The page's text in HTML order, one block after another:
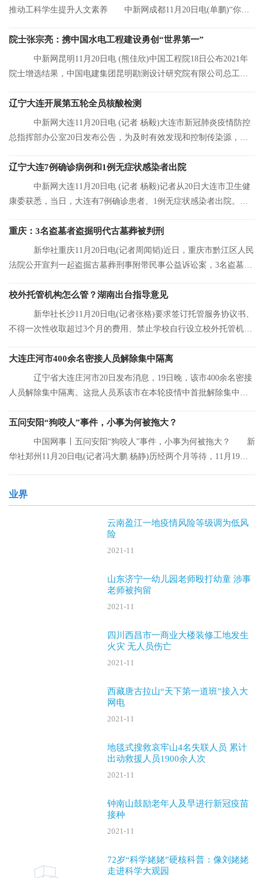
推动工科学生提升人文素养 中新网成都11月20日电(单鹏)“你们
院士张宗亮：携中国水电工程建设勇创“世界第一”
中新网昆明11月20日电 (熊佳欣)中国工程院18日公布2021年
院士增选结果，中国电建集团昆明勘测设计研究院有限公司总工程
辽宁大连开展第五轮全员核酸检测
中新网大连11月20日电 (记者 杨毅)大连市新冠肺炎疫情防控
总指挥部办公室20日发布公告，为及时有效发现和控制传染源，结
辽宁大连7例确诊病例和1例无症状感染者出院
中新网大连11月20日电 (记者 杨毅)记者从20日大连市卫生健
康委获悉，当日，大连有7例确诊患者、1例无症状感染者出院。目
重庆：3名盗墓者盗掘明代古墓葬被判刑
新华社重庆11月20日电(记者周闻韬)近日，重庆市黔江区人民
法院公开宣判一起盗掘古墓葬刑事附带民事公益诉讼案，3名盗墓者
校外托管机构怎么管？湖南出台指导意见
新华社长沙11月20日电(记者张格)要求签订托管服务协议书、
不得一次性收取超过3个月的费用、禁止学校自行设立校外托管机
大连庄河市400余名密接人员解除集中隔离
辽宁省大连庄河市20日发布消息，19日晚，该市400余名密接
人员解除集中隔离。这批人员系该市在本轮疫情中首批解除集中隔
五问安阳“狗咬人”事件，小事为何被拖大？
中国网事丨五问安阳“狗咬人”事件，小事为何被拖大？ 新
华社郑州11月20日电(记者冯大鹏 杨静)历经两个月等待，11月19日
业界
云南盈江一地疫情风险等级调为低风
险
2021-11
山东济宁一幼儿园老师殴打幼童 涉事
老师被拘留
2021-11
四川西昌市一商业大楼装修工地发生
火灾 无人员伤亡
2021-11
西藏唐古拉山“天下第一道班”接入大
网电
2021-11
地毯式搜救哀牢山4名失联人员 累计
出动救援人员1900余人次
2021-11
钟南山鼓励老年人及早进行新冠疫苗
接种
2021-11
72岁“科学姥姥”硬核科普：像刘姥姥
走进科学大观园